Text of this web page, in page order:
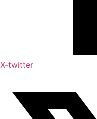
X-twitter